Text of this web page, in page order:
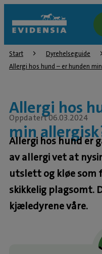
Start Dyrehelseguide
Allergi hos hund – er hunden
Allergi hos
min
Oppdatert 06.03.2024
Allergi hos hund er
av allergi vet at
utslett og kløe som
skikkelig plagsomt.
kjæledyrene våre.